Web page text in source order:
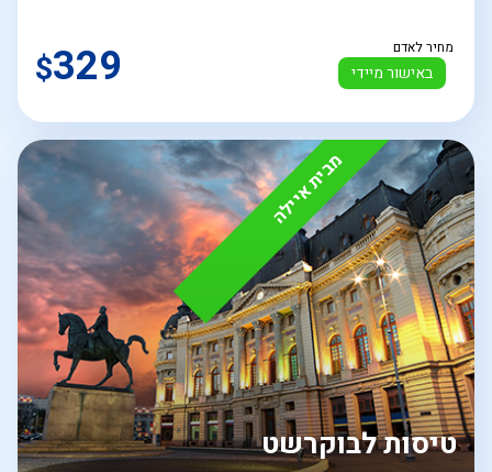
באישור מיידי
מחיר לאדם $329
מבית איילה
טיסות לבוקרשט